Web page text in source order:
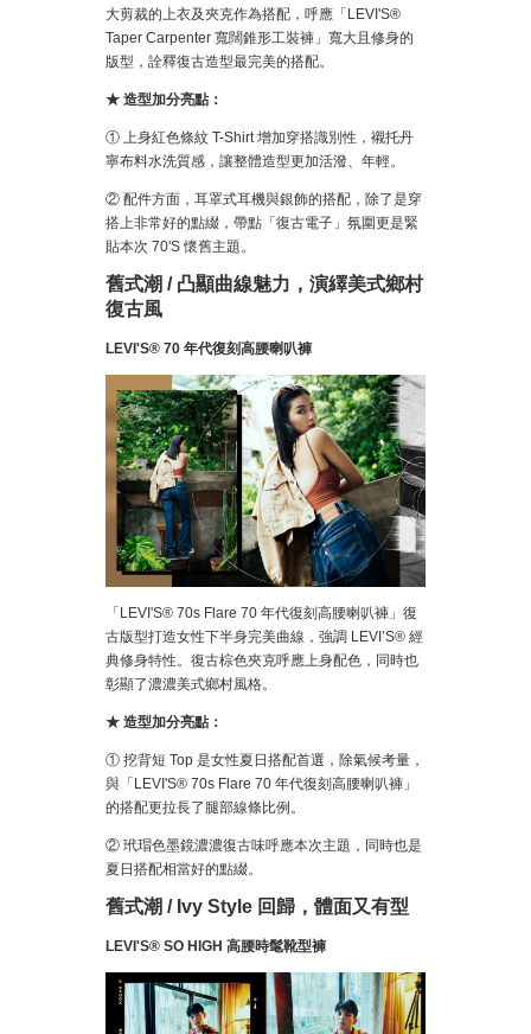
大剪裁的上衣及夾克作為搭配，呼應「LEVI'S®
Taper Carpenter 寬闊錐形工裝褲」寬大且修身的
版型，詮釋復古造型最完美的搭配。
★ 造型加分亮點：
① 上身紅色條紋 T-Shirt 增加穿搭識別性，襯托丹
寧布料水洗質感，讓整體造型更加活潑、年輕。
② 配件方面，耳罩式耳機與銀飾的搭配，除了是穿
搭上非常好的點綴，帶點「復古電子」氛圍更是緊
貼本次 70'S 懷舊主題。
舊式潮 / 凸顯曲線魅力，演繹美式鄉村
復古風
LEVI'S® 70 年代復刻高腰喇叭褲
「LEVI'S® 70s Flare 70 年代復刻高腰喇叭褲」復
古版型打造女性下半身完美曲線，強調 LEVI’S® 經
典修身特性。復古棕色夾克呼應上身配色，同時也
彰顯了濃濃美式鄉村風格。
★ 造型加分亮點：
① 挖背短 Top 是女性夏日搭配首選，除氣候考量，
與「LEVI'S® 70s Flare 70 年代復刻高腰喇叭褲」
的搭配更拉長了腿部線條比例。
② 玳瑁色墨鏡濃濃復古味呼應本次主題，同時也是
夏日搭配相當好的點綴。
舊式潮 / Ivy Style 回歸，體面又有型
LEVI'S® SO HIGH 高腰時髦靴型褲